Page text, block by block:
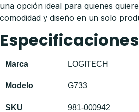
una opción ideal para quienes
comodidad y diseño en un solo
Marca LOGITECH
Modelo G733
SKU 981-000942